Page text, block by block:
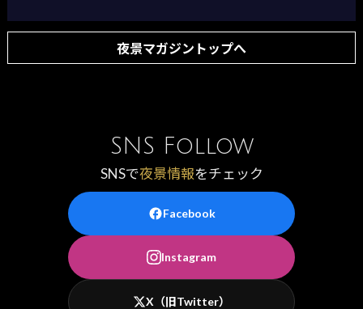
夜景マガジントップへ
SNS Follow
SNSで夜景情報をチェック
Facebook
Instagram
X（旧Twitter）